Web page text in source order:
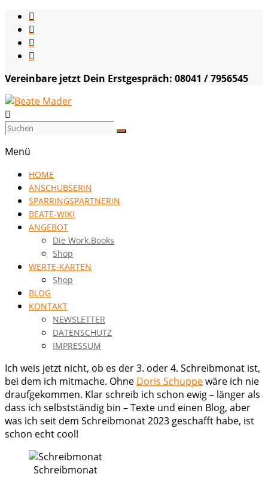
Skip
content
Vereinbare jetzt Dein Erstgespräch: 08041 / 7956545
Beate
Kommunikationsgenialistin
VISION
HOCH
DREI
Menü
HOME
ANSCHUBSERIN
SPARRINGSPARTNERIN
BEATE-WIKI
ANGEBOT
Die Work.Books
Shop
WERTE-KARTEN
Shop
BLOG
KONTAKT
NEWSLETTER
DATENSCHUTZ
IMPRESSUM
Ich weis jetzt nicht, ob es der 3. oder 4. Schreibmonat ist,
bei dem ich mitmache. Ohne Doris Schuppewäre ich nie
draufgekommen. Klar schreib ich schon ewig – länger als
dass ich selbstständig bin – Texte und einen Blog, aber
was ich seit dem Schreibmonat 2023 geschafft habe, ist
schon echt cool!
Schreibmonat